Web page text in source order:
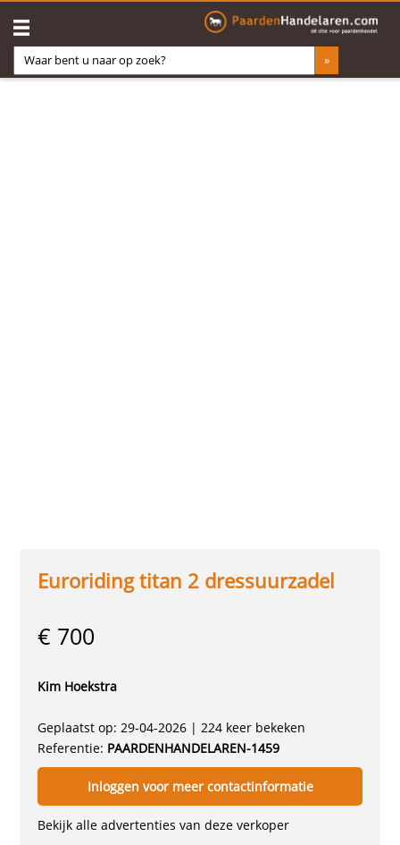
Euroriding titan 2 dressuurzadel
€ 700
Kim Hoekstra
Geplaatst op: 29-04-2026 | 224 keer bekeken
Referentie: PAARDENHANDELAREN-1459
Inloggen voor meer contactinformatie
Bekijk alle advertenties van deze verkoper